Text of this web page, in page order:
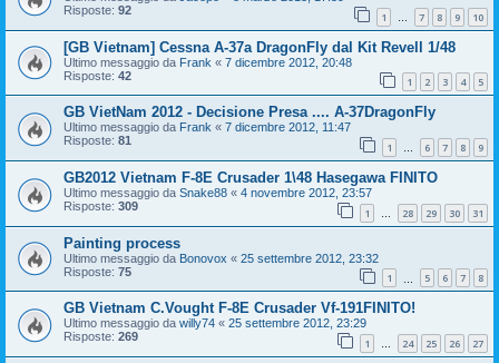
Risposte: 92 1 … 7 8 9 10
[GB Vietnam] Cessna A-37a DragonFly dal Kit Revell 1/48
Ultimo messaggio da Frank « 7 dicembre 2012, 20:48
Risposte: 42 1 2 3 4 5
GB VietNam 2012 - Decisione Presa .... A-37DragonFly
Ultimo messaggio da Frank « 7 dicembre 2012, 11:47
Risposte: 81 1 … 6 7 8 9
GB2012 Vietnam F-8E Crusader 1\48 Hasegawa FINITO
Ultimo messaggio da Snake88 « 4 novembre 2012, 23:57
Risposte: 309 1 … 28 29 30 31
Painting process
Ultimo messaggio da Bonovox « 25 settembre 2012, 23:32
Risposte: 75 1 5 6 7 8
GB Vietnam C.Vought F-8E Crusader Vf-191FINITO!
Ultimo messaggio da willy74 « 25 settembre 2012, 23:29
Risposte: 269 1 … 24 25 26 27